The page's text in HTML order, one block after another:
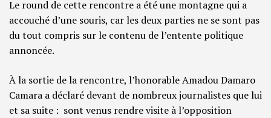
Le round de cette rencontre a été une montagne qui a
accouché d’une souris, car les deux parties ne se sont pas
du tout compris sur le contenu de l’entente politique
annoncée.
À la sortie de la rencontre, l’honorable Amadou Damaro
Camara a déclaré devant de nombreux journalistes que lui
et sa suite : sont venus rendre visite à l’opposition